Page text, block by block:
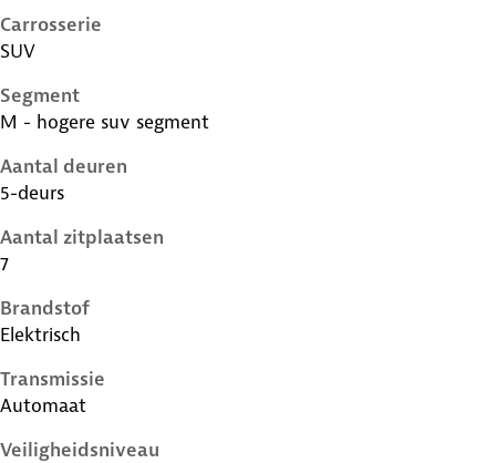
Carrosserie
SUV
Segment
M - hogere suv segment
Aantal deuren
5-deurs
Aantal zitplaatsen
7
Brandstof
Elektrisch
Transmissie
Automaat
Veiligheidsniveau